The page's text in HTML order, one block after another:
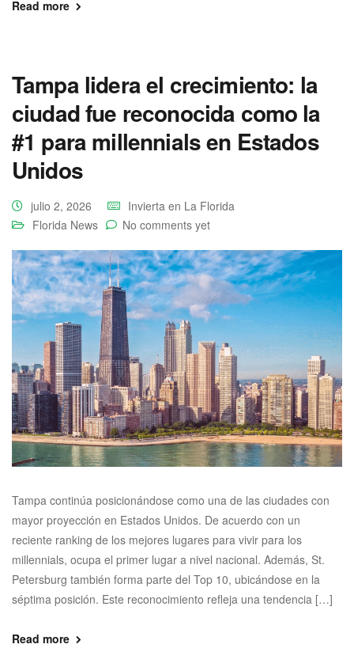
Read more
Tampa lidera el crecimiento: la
ciudad fue reconocida como la
#1 para millennials en Estados
Unidos
julio 2, 2026
Invierta en La Florida
Florida News
No comments yet
Tampa continúa posicionándose como una de las ciudades con
mayor proyección en Estados Unidos. De acuerdo con un
reciente ranking de los mejores lugares para vivir para los
millennials, ocupa el primer lugar a nivel nacional. Además, St.
Petersburg también forma parte del Top 10, ubicándose en la
séptima posición. Este reconocimiento refleja una tendencia […]
Read more